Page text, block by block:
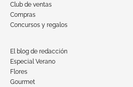
Club de ventas
Compras
Concursos y regalos
El blog de redacción
Especial Verano
Flores
Gourmet